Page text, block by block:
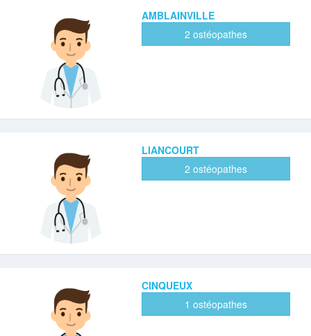
AMBLAINVILLE
2 ostéopathes
LIANCOURT
2 ostéopathes
CINQUEUX
1 ostéopathes